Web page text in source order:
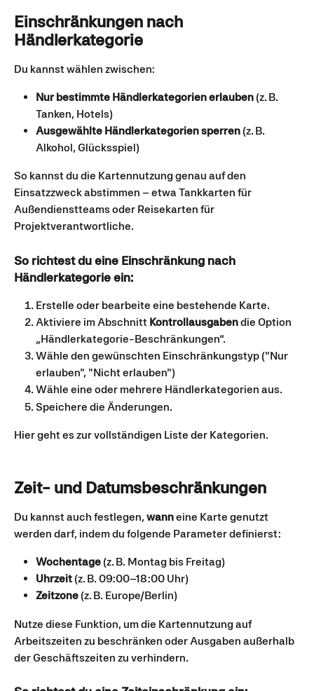
Einschränkungen nach
Händlerkategorie
Du kannst wählen zwischen:
Nur bestimmte Händlerkategorien erlauben (z. B.
Tanken, Hotels)
Ausgewählte Händlerkategorien sperren (z. B.
Alkohol, Glücksspiel)
So kannst du die Kartennutzung genau auf den
Einsatzzweck abstimmen – etwa Tankkarten für
Außendienstteams oder Reisekarten für
Projektverantwortliche.
So richtest du eine Einschränkung nach
Händlerkategorie ein:
Erstelle oder bearbeite eine bestehende Karte.
Aktiviere im Abschnitt Kontrollausgaben die Option
„Händlerkategorie-Beschränkungen“.
Wähle den gewünschten Einschränkungstyp ("Nur
erlauben", "Nicht erlauben")
Wähle eine oder mehrere Händlerkategorien aus.
Speichere die Änderungen.
Hier geht es zur vollständigen Liste der Kategorien.
Zeit- und Datumsbeschränkungen
Du kannst auch festlegen, wann eine Karte genutzt
werden darf, indem du folgende Parameter definierst:
Wochentage (z. B. Montag bis Freitag)
Uhrzeit (z. B. 09:00–18:00 Uhr)
Zeitzone (z. B. Europe/Berlin)
Nutze diese Funktion, um die Kartennutzung auf
Arbeitszeiten zu beschränken oder Ausgaben außerhalb
der Geschäftszeiten zu verhindern.